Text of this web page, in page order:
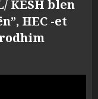
KESH blen
HEC -et